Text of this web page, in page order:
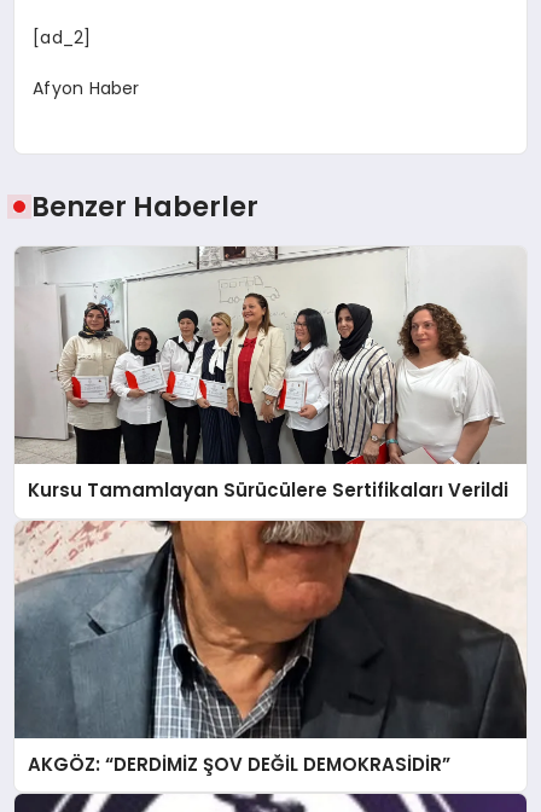
[ad_2]
Afyon Haber
Benzer Haberler
Kursu Tamamlayan Sürücülere Sertifikaları Verildi
AKGÖZ: “DERDİMİZ ŞOV DEĞİL DEMOKRASİDİR”